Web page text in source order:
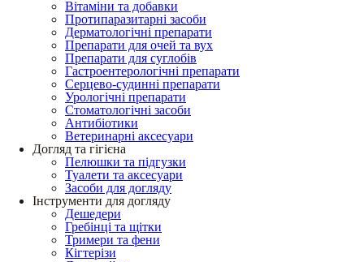
Вітаміни та добавки
Протипаразитарні засоби
Дерматологічні препарати
Препарати для очей та вух
Препарати для суглобів
Гастроентерологічні препарати
Серцево-судинні препарати
Урологічні препарати
Стоматологічні засоби
Антибіотики
Ветеринарні аксесуари
Догляд та гігієна
Пелюшки та підгузки
Туалети та аксесуари
Засоби для догляду
Інструменти для догляду
Дешедери
Гребінці та щітки
Тримери та фени
Кігтерізи